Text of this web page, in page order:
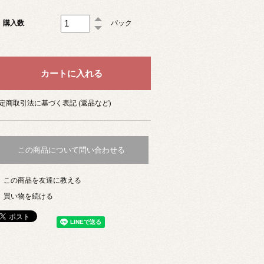
購入数 パック
商取引法に基づく表記 (返品など)
この商品について問い合わせる
この商品を友達に教える
買い物を続ける